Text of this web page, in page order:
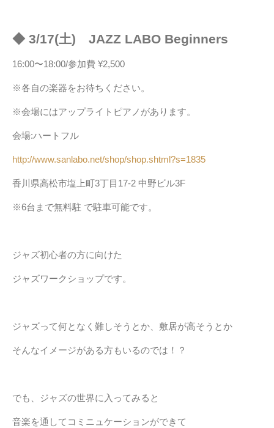
◆ 3/17(土) JAZZ LABO Beginners
16:00〜18:00/参加費 ¥2,500
※各自の楽器をお待ちください。
※会場にはアップライトピアノがあります。
会場:ハートフル
http://www.sanlabo.net/shop/shop.shtml?s=1835
香川県高松市塩上町3丁目17-2 中野ビル3F
※6台まで無料駐 で駐車可能です。
ジャズ初心者の方に向けた
ジャズワークショップです。
ジャズって何となく難しそうとか、敷居が高そうとか
そんなイメージがある方もいるのでは！？
でも、ジャズの世界に入ってみると
音楽を通してコミニュケーションができて